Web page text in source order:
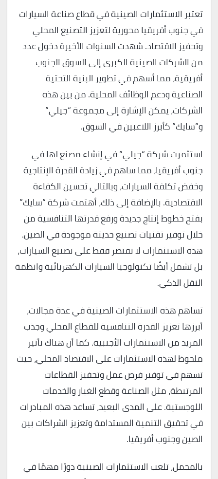
تعتبر الاستثمارات الصينية في قطاع صناعة السيارات
في جنوب أفريقيا محورية لتعزيز التصنيع المحلي
وتحفيز الاقتصاد. شهدت السنوات الأخيرة دخول عدد
من الشركات الصينية الكبرى إلى السوق الجنوب
أفريقية، مما أسهم في تطوير البنية التحتية
الصناعية ودعم الوظائف المحلية. من بين هذه
الشركات، يمكن الإشارة إلى مجموعة “جيلي”
و”سايك” كأبرز اللاعبين في السوق.
استثمرت شركة “جيلي” في إنشاء مصنع لها في
جنوب أفريقيا، مما ساهم في زيادة القدرة الإنتاجية
وخفض تكلفة السيارات، وبالتالي تحسين الكفاءة
الاقتصادية. بالإضافة إلى ذلك، أهتمت شركة “سايك”
بفتح خطوط إنتاج جديدة ورفع قدرتها التنافسية من
خلال توفير تقنيات تصنيع حديثة موجودة في الصين.
هذه الاستثمارات لا تقتصر فقط على تصنيع السيارات،
بل تشمل أيضًا تكنولوجيا السيارات الكهربائية وانظمة
النقل الذكي.
تساهم هذه الاستثمارات الصينية في عدة مجالات،
أبرزها تعزيز القدرة التنافسية للقطاع المحلي وجذب
المزيد من الاستثمارات الأجنبية. كما أن هناك تأثير
ملحوظ لهذه الاستثمارات على الاقتصاد المحلي، حيث
تسهم في توفير فرص عمل وتحفيز القطاعات
المرتبطة، مثل الصناعة وقطع الغيار والخدمات
اللوجستية. على المدى البعيد، تساعد هذه المبادرات
في تحقيق التنمية المستدامة وتعزيز الشراكات بين
الصين وجنوب أفريقيا.
بالمجمل، تلعب الاستثمارات الصينية دورًا مهمًا في